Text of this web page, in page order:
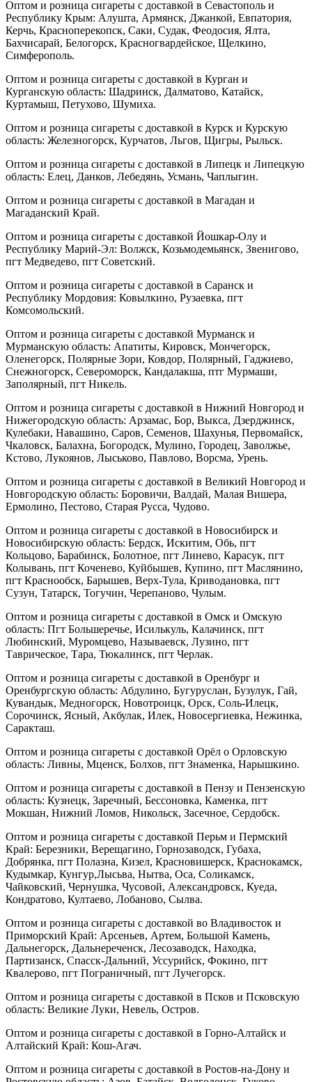
Оптом и розница сигареты с доставкой в Севастополь и
Республику Крым: Алушта, Армянск, Джанкой, Евпатория,
Керчь, Красноперекопск, Саки, Судак, Феодосия, Ялта,
Бахчисарай, Белогорск, Красногвардейское, Щелкино,
Симферополь.
Оптом и розница сигареты с доставкой в Курган и
Курганскую область: Шадринск, Далматово, Катайск,
Куртамыш, Петухово, Шумиха.
Оптом и розница сигареты с доставкой в Курск и Курскую
область: Железногорск, Курчатов, Льгов, Щигры, Рыльск.
Оптом и розница сигареты с доставкой в Липецк и Липецкую
область: Елец, Данков, Лебедянь, Усмань, Чаплыгин.
Оптом и розница сигареты с доставкой в Магадан и
Магаданский Край.
Оптом и розница сигареты с доставкой Йошкар-Олу и
Республику Марий-Эл: Волжск, Козьмодемьянск, Звенигово,
пгт Медведево, пгт Советский.
Оптом и розница сигареты с доставкой в Саранск и
Республику Мордовия: Ковылкино, Рузаевка, пгт
Комсомольский.
Оптом и розница сигареты с доставкой Мурманск и
Мурманскую область: Апатиты, Кировск, Мончегорск,
Оленегорск, Полярные Зори, Ковдор, Полярный, Гаджиево,
Снежногорск, Североморск, Кандалакша, птг Мурмаши,
Заполярный, пгт Никель.
Оптом и розница сигареты с доставкой в Нижний Новгород и
Нижегородскую область: Арзамас, Бор, Выкса, Дзерджинск,
Кулебаки, Навашино, Саров, Семенов, Шахунья, Первомайск,
Чкаловск, Балахна, Богородск, Мулино, Городец, Заволжье,
Кстово, Лукоянов, Лыськово, Павлово, Ворсма, Урень.
Оптом и розница сигареты с доставкой в Великий Новгород и
Новгородскую область: Боровичи, Валдай, Малая Вишера,
Ермолино, Пестово, Старая Русса, Чудово.
Оптом и розница сигареты с доставкой в Новосибирск и
Новосибирскую область: Бердск, Искитим, Обь, пгт
Кольцово, Барабинск, Болотное, пгт Линево, Карасук, пгт
Колывань, пгт Коченево, Куйбышев, Купино, пгт Маслянино,
пгт Краснообск, Барышев, Верх-Тула, Криводановка, пгт
Сузун, Татарск, Тогучин, Черепаново, Чулым.
Оптом и розница сигареты с доставкой в Омск и Омскую
область: Пгт Большеречье, Исилькуль, Калачинск, пгт
Любинский, Муромцево, Называевск, Лузино, пгт
Таврическое, Тара, Тюкалинск, пгт Черлак.
Оптом и розница сигареты с доставкой в Оренбург и
Оренбургскую область: Абдулино, Бугуруслан, Бузулук, Гай,
Кувандык, Медногорск, Новотроицк, Орск, Соль-Илецк,
Сорочинск, Ясный, Акбулак, Илек, Новосергиевка, Нежинка,
Саракташ.
Оптом и розница сигареты с доставкой Орёл о Орловскую
область: Ливны, Мценск, Болхов, пгт Знаменка, Нарышкино.
Оптом и розница сигареты с доставкой в Пензу и Пензенскую
область: Кузнецк, Заречный, Бессоновка, Каменка, пгт
Мокшан, Нижний Ломов, Никольск, Засечное, Сердобск.
Оптом и розница сигареты с доставкой Перьм и Пермский
Край: Березники, Верещагино, Горнозаводск, Губаха,
Добрянка, пгт Полазна, Кизел, Красновишерск, Краснокамск,
Кудымкар, Кунгур,Лысьва, Нытва, Оса, Соликамск,
Чайковский, Чернушка, Чусовой, Александровск, Куеда,
Кондратово, Култаево, Лобаново, Сылва.
Оптом и розница сигареты с доставкой во Владивосток и
Приморский Край: Арсеньев, Артем, Большой Камень,
Дальнегорск, Дальнереченск, Лесозаводск, Находка,
Партизанск, Спасск-Дальний, Уссурийск, Фокино, пгт
Квалерово, пгт Пограничный, пгт Лучегорск.
Оптом и розница сигареты с доставкой в Псков и Псковскую
область: Великие Луки, Невель, Остров.
Оптом и розница сигареты с доставкой в Горно-Алтайск и
Алтайский Край: Кош-Агач.
Оптом и розница сигареты с доставкой в Ростов-на-Дону и